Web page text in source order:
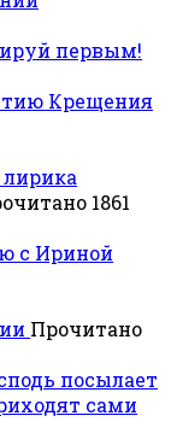
первым!
Крещения
1861
с Ириной
Прочитано
посылает
сами